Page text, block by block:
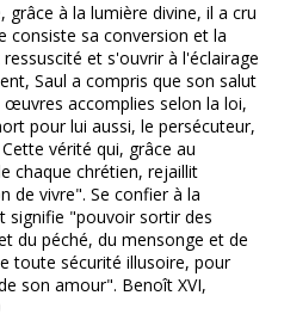
grâce à la lumière divine, il a cru
consiste sa conversion et la
et s'ouvrir à l'éclairage
Saul a compris que son salut
accomplies selon la loi,
pour lui aussi, le persécuteur,
vérité qui, grâce au
chaque chrétien, rejaillit
de vivre". Se confier à la
signifie "pouvoir sortir des
du péché, du mensonge et de
toute sécurité illusoire, pour
son amour". Benoît XVI,